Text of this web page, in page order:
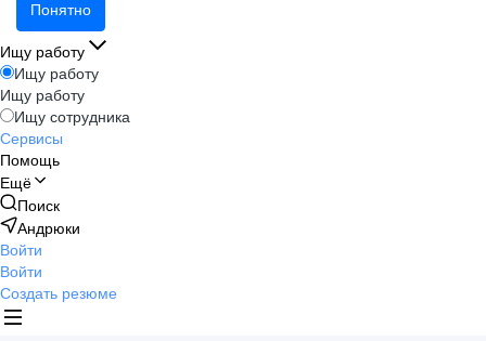
Понятно
Ищу работу
Ищу работу
Ищу работу
Ищу сотрудника
Сервисы
Помощь
Ещё
Поиск
Андрюки
Войти
Войти
Создать резюме